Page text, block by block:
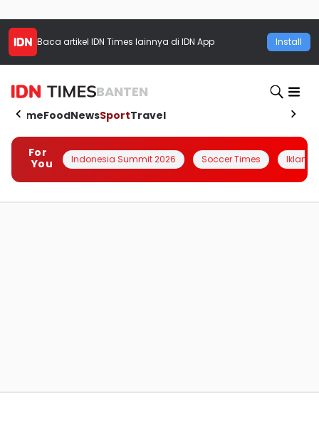
Baca artikel IDN Times lainnya di IDN App Install
BANTEN
HomeFoodNewsSportTravel
For
You
Indonesia Summit 2026 Soccer Times Iklanin